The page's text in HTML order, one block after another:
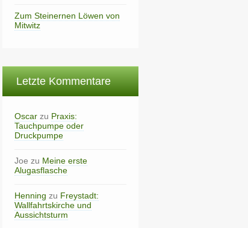
Zum Steinernen Löwen von
Mitwitz
Letzte Kommentare
Oscarzu Praxis:
Tauchpumpe oder
Druckpumpe
Joe zu Meine erste
Alugasflasche
Henning zu Freystadt:
Wallfahrtskirche und
Aussichtsturm